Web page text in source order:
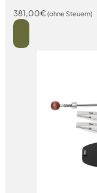
381,00€(ohne Steuern)